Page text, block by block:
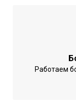
Работаем